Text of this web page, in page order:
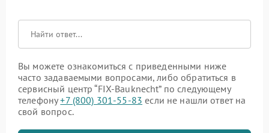
Вы можете ознакомиться с приведенными ниже
часто задаваемыми вопросами, либо обратиться в
сервисный центр “FIX-Bauknecht” по следующему
телефону+7 (800) 301-55-83 если не нашли ответ на
свой вопрос.